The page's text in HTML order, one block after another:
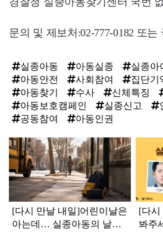
문의 및 제보처:02-777-0182 또는
실종아동 아동실종 실종아
아동안전
사회참여 집단기
아동찾기
수사 신체특징
아동보호캠페인
실종신고
공동참여
아동인권
탑
라
인
[다시 만날 내일]어린이날은
아는데… 실종아동의 날은
[다시
봐주